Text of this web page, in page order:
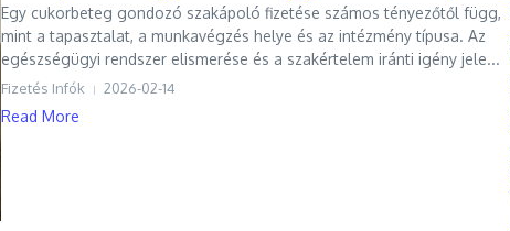
Egy cukorbeteg gondozó szakápoló fizetése számos tényezőtől függ,
mint a tapasztalat, a munkavégzés helye és az intézmény típusa. Az
egészségügyi rendszer elismerése és a szakértelem iránti igény jele...
Fizetés Infók 2026-02-14
Read More